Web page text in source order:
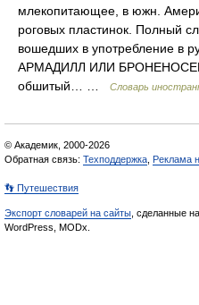
млекопитающее, в южн.
роговых пластинок. Полный
вошедших в употребление в
АРМАДИЛЛ ИЛИ БРОНЕНОСЕЦ
обшитый… …
Словарь
© Академик, 2000-2026
Обратная связь: Техподдержка Реклама
👣 Путешествия
Экспорт словарей на сайты , сделанные
WordPress, MODx.